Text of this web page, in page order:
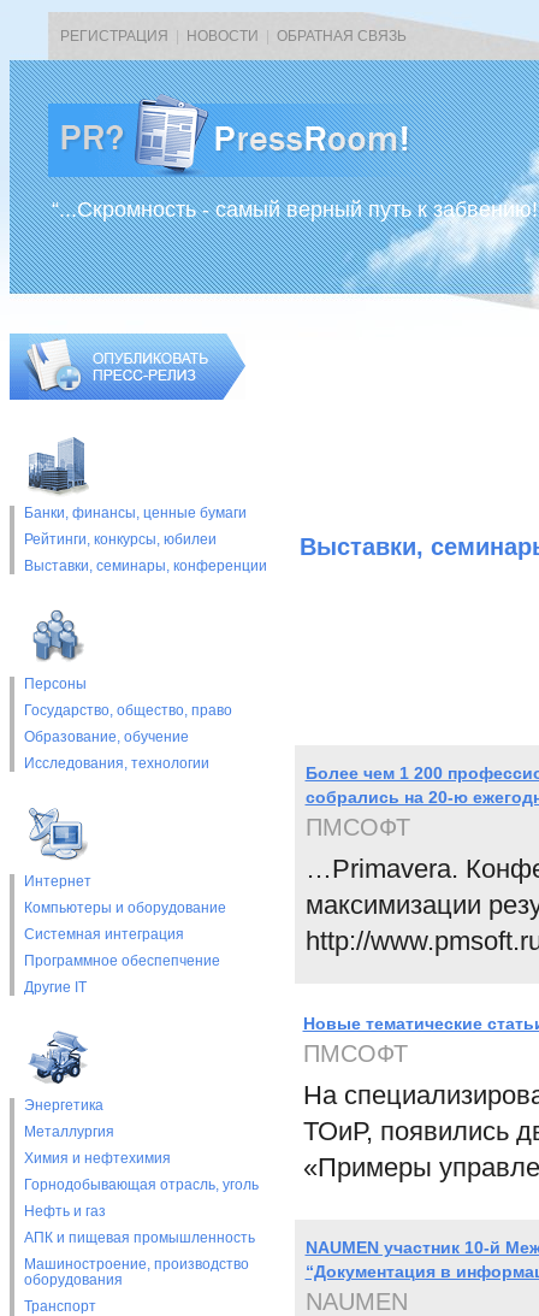
РЕГИСТРАЦИЯ НОВОСТИ ОБРАТНАЯ СВЯЗЬ
“...Скромность - самый верный путь к
Банки, финансы, ценные бумаги
Рейтинги, конкурсы, юбилеи
Выставки, cеминары, конференции
Персоны
Государство, общество, право
Образование, обучение
Исследования, технологии
Интернет
Компьютеры и оборудование
Системная интеграция
Программное обеспепчение
Другие IT
Энергетика
Металлургия
Химия и нефтехимия
Горнодобывающая отрасль, уголь
Нефть и газ
АПК и пищевая промышленность
Машиностроение, производство
оборудования
Транспорт
Выставки,
Более чем 1 200
собрались на 20-ю
ПМСОФТ
…Primavera.
максимизации
http://
Новые тематические
ПМСОФТ
На
ТОиР, появились
«Примеры
NAUMEN участник 10-й
“Документация в
NAUMEN